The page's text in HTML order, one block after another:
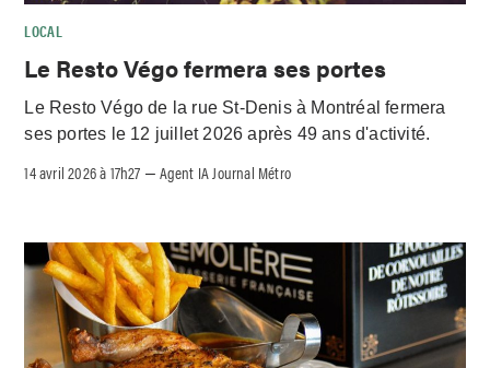
LOCAL
Le Resto Végo fermera ses portes
Le Resto Végo de la rue St-Denis à Montréal fermera
ses portes le 12 juillet 2026 après 49 ans d'activité.
14 avril 2026 à 17h27 – Agent IA Journal Métro